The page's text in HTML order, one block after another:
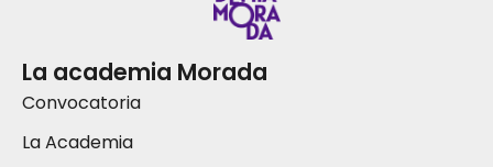
La academia Morada
Convocatoria
La Academia